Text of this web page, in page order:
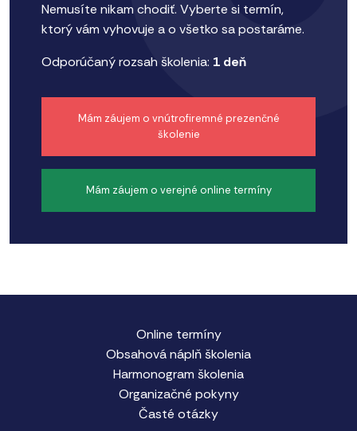
Nemusíte nikam chodiť. Vyberte si termín,
ktorý vám vyhovuje a o všetko sa postaráme.
Odporúčaný rozsah školenia: 1 deň
Mám záujem o vnútrofiremné prezenčné
školenie
Mám záujem o verejné online termíny
Online termíny
Obsahová náplň školenia
Harmonogram školenia
Organizačné pokyny
Časté otázky